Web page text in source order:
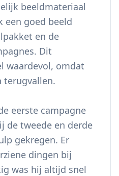
beeldmateriaal
een goed beeld
en de
Dit
waardevol, omdat
terugvallen.
eerste campagne
de tweede en derde
gekregen. Er
dingen bij
was hij altijd snel